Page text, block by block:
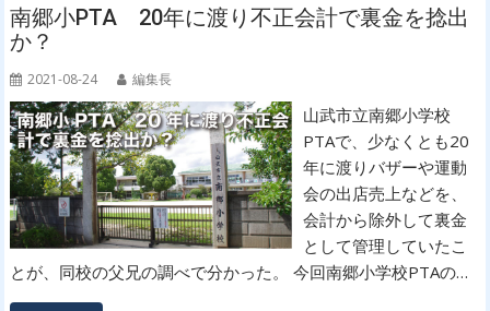
南郷小PTA 20年に渡り不正会計で裏金を捻出
か？
2021-08-24 編集長
山武市立南郷小学校
PTAで、少なくとも20
年に渡りバザーや運動
会の出店売上などを、
会計から除外して裏金
として管理していたこ
とが、同校の父兄の調べで分かった。 今回南郷小学校PTAの…